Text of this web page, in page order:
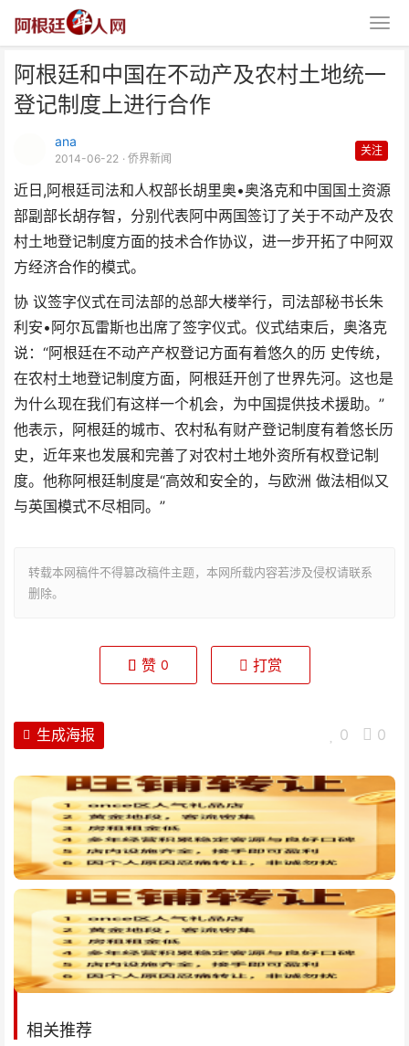
阿根廷和中国在不动产及农村土地统一
登记制度上进行合作
ana
2014-06-22 · 侨界新闻
关注
近日,阿根廷司法和人权部长胡里奥•奥洛克和中国国土资源
部副部长胡存智，分别代表阿中两国签订了关于不动产及农
村土地登记制度方面的技术合作协议，进一步开拓了中阿双
方经济合作的模式。
协 议签字仪式在司法部的总部大楼举行，司法部秘书长朱
利安•阿尔瓦雷斯也出席了签字仪式。仪式结束后，奥洛克
说：“阿根廷在不动产产权登记方面有着悠久的历 史传统，
在农村土地登记制度方面，阿根廷开创了世界先河。这也是
为什么现在我们有这样一个机会，为中国提供技术援助。”
他表示，阿根廷的城市、农村私有财产登记制度有着悠长历
史，近年来也发展和完善了对农村土地外资所有权登记制
度。他称阿根廷制度是“高效和安全的，与欧洲 做法相似又
与英国模式不尽相同。”
转载本网稿件不得篡改稿件主题，本网所载内容若涉及侵权请联系
删除。
阿根廷和中国在不动产及农村土地
统一登记制度上进行合作
赞 0 打赏
0 0
生成海报
相关推荐